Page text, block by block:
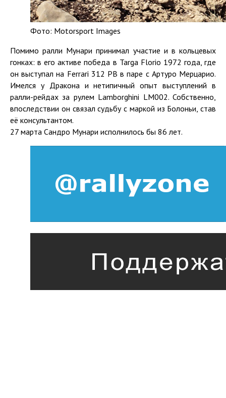
Фото: Motorsport Images
Помимо ралли Мунари принимал участие и в кольцевых
гонках: в его активе победа в Targa Florio 1972 года, где
он выступал на Ferrari 312 PB в паре с Артуро Мерцарио.
Имелся у Дракона и нетипичный опыт выступлений в
ралли-рейдах за рулем Lamborghini LM002. Собственно,
впоследствии он связал судьбу с маркой из Болоньи, став
её консультантом.
27 марта Сандро Мунари исполнилось бы 86 лет.